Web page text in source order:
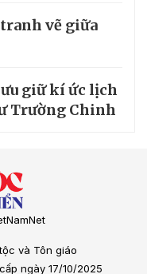
vẽ giữa
giữ kí ức lịch
Trường Chinh
và Tôn giáo
ngày 17/10/2025